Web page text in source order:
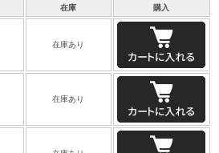
在庫 購入
在庫あり
在庫あり